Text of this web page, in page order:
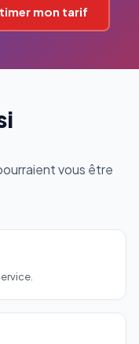
mon tarif
vous être